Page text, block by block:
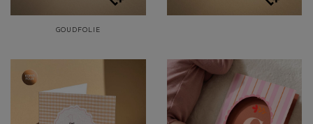
GOUDFOLIE